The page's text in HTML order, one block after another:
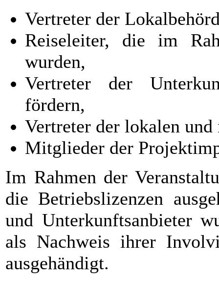
Vertreter der
Reiseleiter, die im
wurden,
Vertreter der
fördern,
Vertreter der lokalen und
Mitglieder der
Im Rahmen der
die Betriebslizenzen
und Unterkunftsanbieter
als Nachweis ihrer
ausgehändigt.